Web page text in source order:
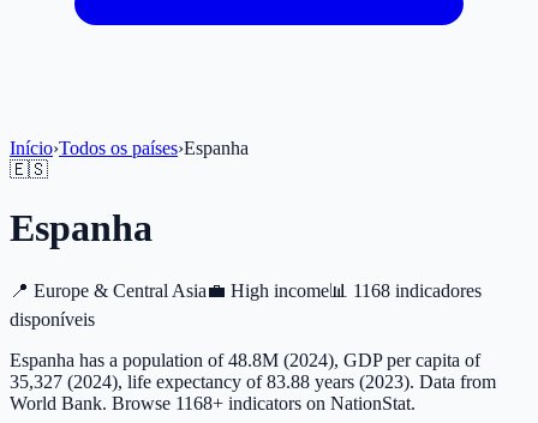
Início›Todos os países›Espanha
🇪🇸
Espanha
📍 Europe & Central Asia💼 High income 📊 1168 indicadores
disponíveis
Espanha has a population of 48.8M (2024), GDP per capita of
35,327 (2024), life expectancy of 83.88 years (2023). Data from
World Bank. Browse 1168+ indicators on NationStat.